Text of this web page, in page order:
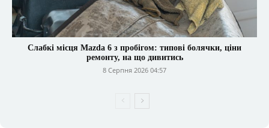
Слабкі місця Mazda 6 з пробігом: типові болячки, ціни
ремонту, на що дивитись
8 Серпня 2026 04:57